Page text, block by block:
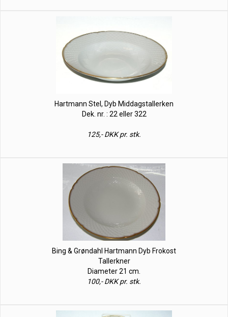
Hartmann Stel, Dyb Middagstallerken
Dek. nr. : 22 eller 322
125,- DKK pr. stk.
Bing & Grøndahl Hartmann Dyb Frokost
Tallerkner
Diameter 21 cm.
100,- DKK pr. stk.